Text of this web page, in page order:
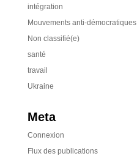
intégration
Mouvements anti-démocratiques
Non classifié(e)
santé
travail
Ukraine
Meta
Connexion
Flux des publications